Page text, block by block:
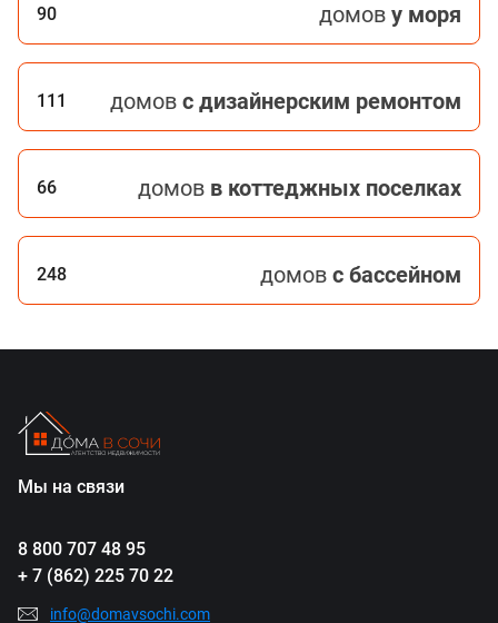
90 домов у моря
111 домов с дизайнерским ремонтом
66 домов в коттеджных поселках
248 домов с бассейном
Мы на связи
8 800 707 48 95
+ 7 (862) 225 70 22
info@domavsochi.com